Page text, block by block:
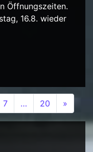
Öffnungszeiten.
16.8. wieder
BIS 15.8. AUF URLAUB
7 … 20 »